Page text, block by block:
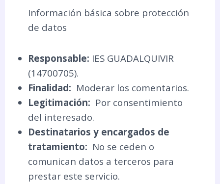
Información básica sobre protección
de datos
Responsable: IES GUADALQUIVIR
(14700705).
Finalidad: Moderar los comentarios.
Legitimación: Por consentimiento
del interesado.
Destinatarios y encargados de
tratamiento: No se ceden o
comunican datos a terceros para
prestar este servicio.